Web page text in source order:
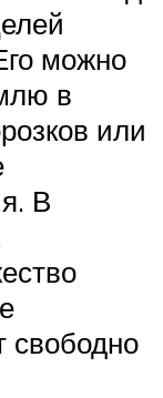
можно
в
или
В
свободно